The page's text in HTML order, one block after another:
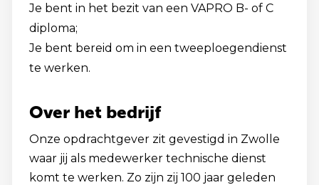
Je bent in het bezit van een VAPRO B- of C
diploma;
Je bent bereid om in een tweeploegendienst
te werken.
Over het bedrijf
Onze opdrachtgever zit gevestigd in Zwolle
waar jij als medewerker technische dienst
komt te werken. Zo zijn zij 100 jaar geleden